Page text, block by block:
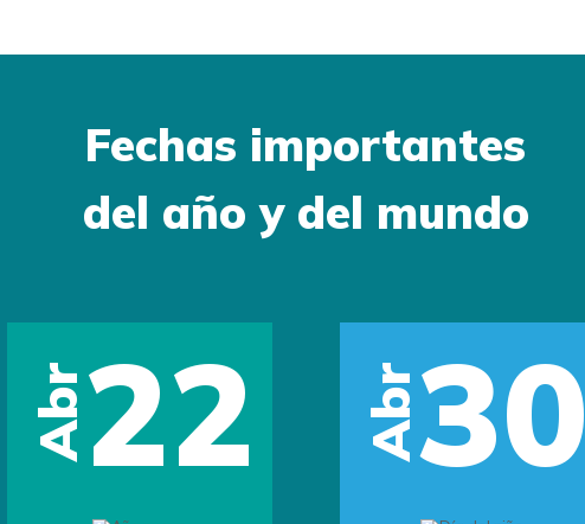
Fechas importantes
del año y del mundo
Abr22 Abr30